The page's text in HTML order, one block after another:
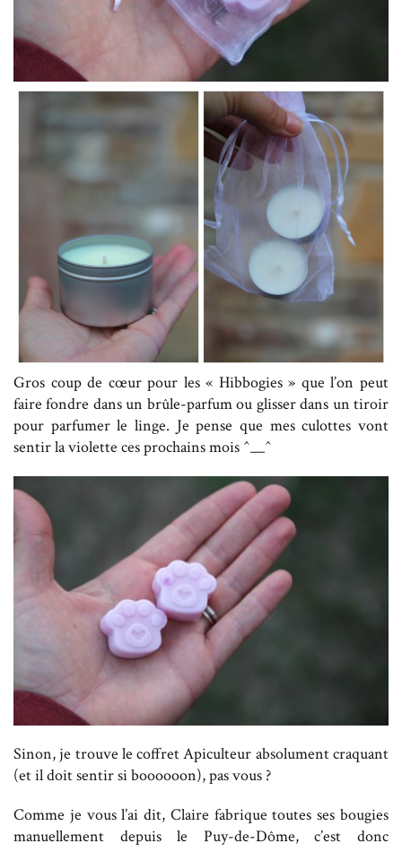
Gros coup de cœur pour les « Hibbogies » que l’on peut
faire fondre dans un brûle-parfum ou glisser dans un tiroir
pour parfumer le linge. Je pense que mes culottes vont
sentir la violette ces prochains mois ^__^
Sinon, je trouve le coffret Apiculteur absolument craquant
(et il doit sentir si boooooon), pas vous ?
Comme je vous l’ai dit, Claire fabrique toutes ses bougies
manuellement depuis le Puy-de-Dôme, c’est donc